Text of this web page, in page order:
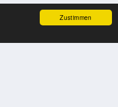
Zustimmen